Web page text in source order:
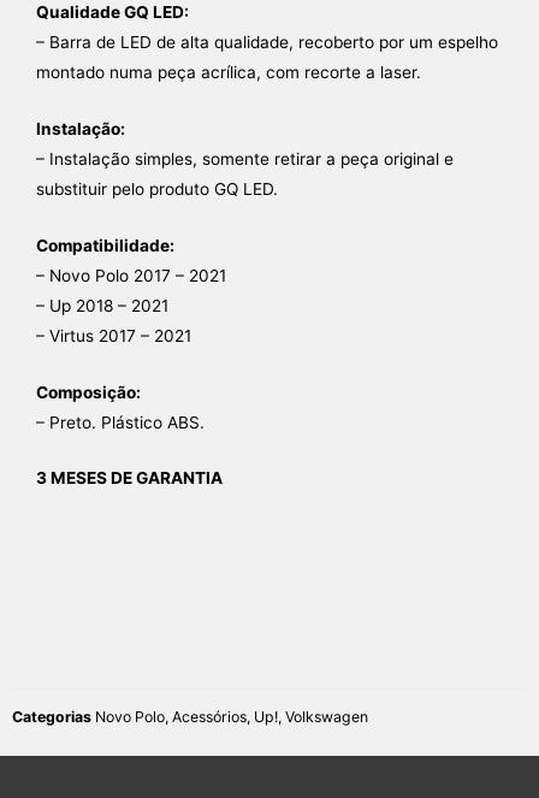
Qualidade GQ LED:
– Barra de LED de alta qualidade, recoberto por um espelho
montado numa peça acrílica, com recorte a laser.
Instalação:
– Instalação simples, somente retirar a peça original e
substituir pelo produto GQ LED.
Compatibilidade:
– Novo Polo 2017 – 2021
– Up 2018 – 2021
– Virtus 2017 – 2021
Composição:
– Preto. Plástico ABS.
3 MESES DE GARANTIA
Categorias Novo Polo, Acessórios, Up!, Volkswagen